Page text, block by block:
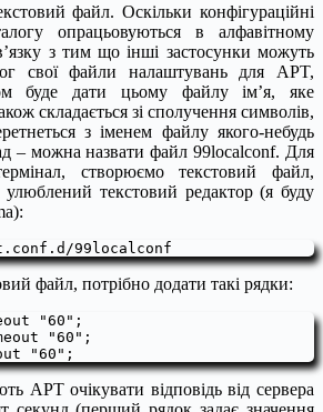
файл. Оскільки конфігураційні
опрацьовуються в алфавітному
з тим що інші застосунки можуть
свої файли налаштувань для APT,
буде дати цьому файлу ім’я, яке
складається зі сполучення символів,
з іменем файлу якого-небудь
– можна назвати файл 99localconf. Для
створюємо текстовий файл,
улюблений текстовий редактор (я буду
99localconf
файл, потрібно додати такі рядки:
"60";
"60";
"60";
APT очікувати відповідь від сервера